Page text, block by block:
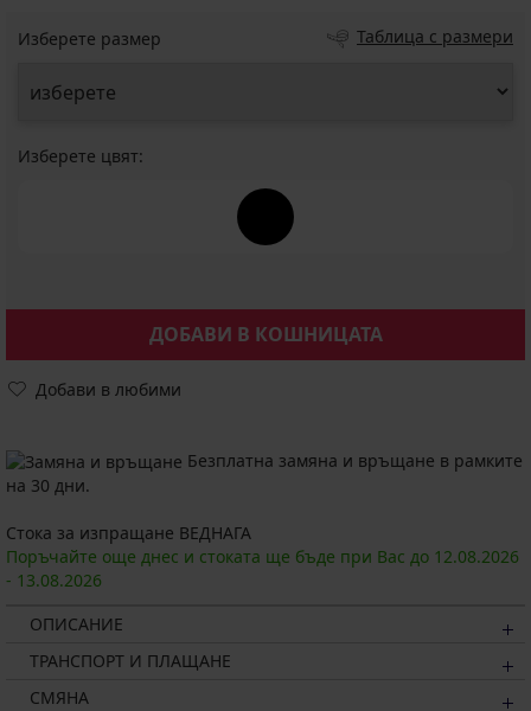
Изберете размер Таблица с размери
Изберете цвят:
ДОБАВИ В КОШНИЦАТА
Добави в любими
Безплатна замяна и връщане в рамките
на 30 дни.
Стока за изпращане ВЕДНАГА
Поръчайте още днес и стоката ще бъде при Вас до 12.08.2026
- 13.08.2026
ОПИСАНИЕ
ТРАНСПОРТ И ПЛАЩАНЕ
СМЯНА